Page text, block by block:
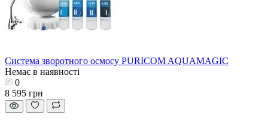
Система зворотного осмосу PURICOM AQUAMAGIC
Немає в наявності
0
8 595 грн